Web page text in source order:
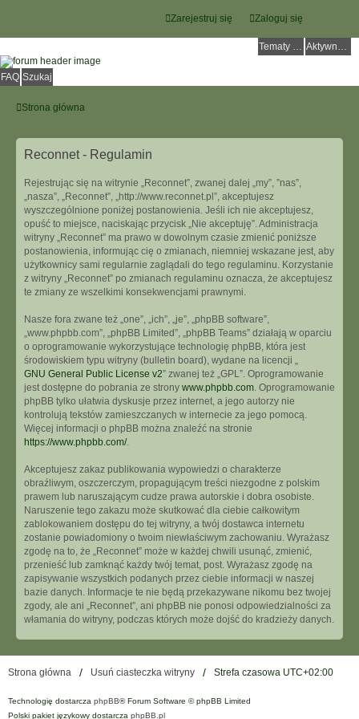
Zaloguj się
Zarejestruj się
Tematy bez odpowiedzi Aktywne tematy
FAQ Szukaj
Strona główna
Reconnet - Regulamin
Rejestrując się na witrynie „Reconnet”, zwanej dalej „my”, ”nas”,
„nasza”, „Reconnet”, „http://www.reconnet.pl”, akceptujesz
wyszczególnione poniżej postanowienia. Jeśli ich nie akceptujesz,
opuść to miejsce, naciskając przycisk „Nie akceptuję”. Administracja
witryny „Reconnet” ma prawo w dowolnym czasie zmienić poniższe
postanowienia, informując cię o zmianach, niemniej wskazane jest, aby
użytkownicy sami regularnie zaglądali do tego regulaminu. Korzystanie
z witryny „Reconnet” po zmianach regulaminu oznacza, że akceptujesz
te zmiany ze wszelkimi konsekwencjami prawnymi.
Nasze fora zwane też „one”, „ich”, „je”, „phpBB software”,
„www.phpbb.com”, „phpBB Limited”, „phpBB Teams” działają w oparciu
o oprogramowanie wykorzystujące technologię phpBB, która jest
środowiskiem typu witryny (bulletin board), wydane na licencji „
GNU General Public License v2” zwanej też „GPL”. Oprogramowanie
jest dostępne do pobrania ze strony www.phpbb.com. Oprogramowanie
phpBB tylko ułatwia dyskusje przez internet, a jego autorzy nie
kontrolują tekstów zamieszczanych w internecie za jego pomocą.
Więcej informacji o phpBB można znaleźć na stronie
https://www.phpbb.com/.
Akceptujesz zakaz publikowania wypowiedzi o charakterze
obraźliwym, oszczerczym, propagującym treści niezgodne z polskim
prawem lub naruszającym cudze prawa autorskie i dobra osobiste.
Naruszenie tego zakazu może skutkować dla ciebie całkowitym
zablokowaniem dostępu do tej witryny, a twój dostawca internetu
zostanie powiadomiony o twoim niewłaściwym zachowaniu. Wyrażasz
zgodę na to, że „Reconnet” może w każdej chwili usunąć, zmienić,
przenieść lub zamknąć każdy twój temat, post. Wyrażasz zgodę na
zapisywanie wszystkich podanych przez ciebie informacji w naszej
bazie danych. Informacje te nie będą przekazywane nikomu bez twojej
zgody, ale ani „Reconnet”, ani phpBB nie ponosi odpowiedzialności za
włamania do witryny, podczas których może dojść do kradzieży danych.
Strona główna Usuń ciasteczka witryny Strefa czasowa UTC+02:00
Technologię dostarcza phpBB® Forum Software © phpBB Limited
Polski pakiet językowy dostarcza phpBB.pl